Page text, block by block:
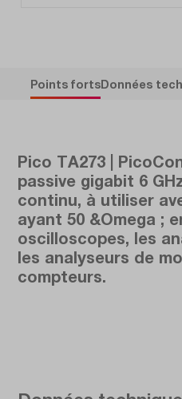
Points fortsDonnées
Pico TA273 |
passive gigabit 6
continu, à utiliser
ayant 50 &Omega ;
oscilloscopes, les
les analyseurs de
compteurs.